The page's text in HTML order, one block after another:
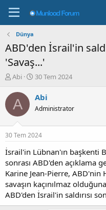
Dünya
ABD'den İsrail'in
'Savaş...'
K
n
b
u
u
b
a
l
a
t
a
n
Abi
B
ş
a
g
ı
t
a
r
i
h
i
30 Tem 2024
A Abi
Administrator
30 Tem 2024
İsrail'in Lübnan'ın başkenti
sonrası ABD'den açıklama
Karine Jean-Pierre,
savaşın kaçınılmaz
ABD'den İsrail'in saldırısı